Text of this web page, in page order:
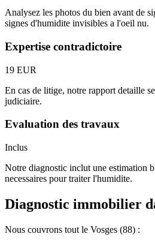
Analysez les photos du bien avant de
signes d'humidite invisibles a l'oeil nu.
Expertise contradictoire
19 EUR
En cas de litige, notre rapport detaille
judiciaire.
Evaluation des travaux
Inclus
Notre diagnostic inclut une estimation
necessaires pour traiter l'humidite.
Diagnostic immobilier
Nous couvrons tout le Vosges (88) :